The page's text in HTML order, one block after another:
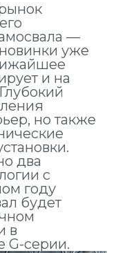
—
уже
и на
но также
два
с
году
будет
в
G-серии.